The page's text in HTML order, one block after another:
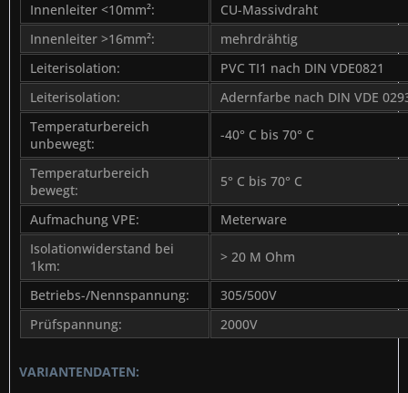
Innenleiter <10mm²:
CU-Massivdraht
Innenleiter >16mm²:
mehrdrähtig
Leiterisolation:
PVC TI1 nach DIN VDE0821
Leiterisolation:
Adernfarbe nach DIN VDE
Temperaturbereich
unbewegt:
-40° C bis 70° C
Temperaturbereich
bewegt:
5° C bis 70° C
Aufmachung VPE:
Meterware
Isolationwiderstand bei
1km:
> 20 M Ohm
Betriebs-/Nennspannung:
305/500V
Prüfspannung:
2000V
VARIANTENDATEN: